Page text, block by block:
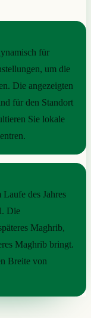
für
um die
Die angezeigten
für den Standort
Sie lokale
des Jahres
Die
Maghrib,
Maghrib bringt.
Breite von